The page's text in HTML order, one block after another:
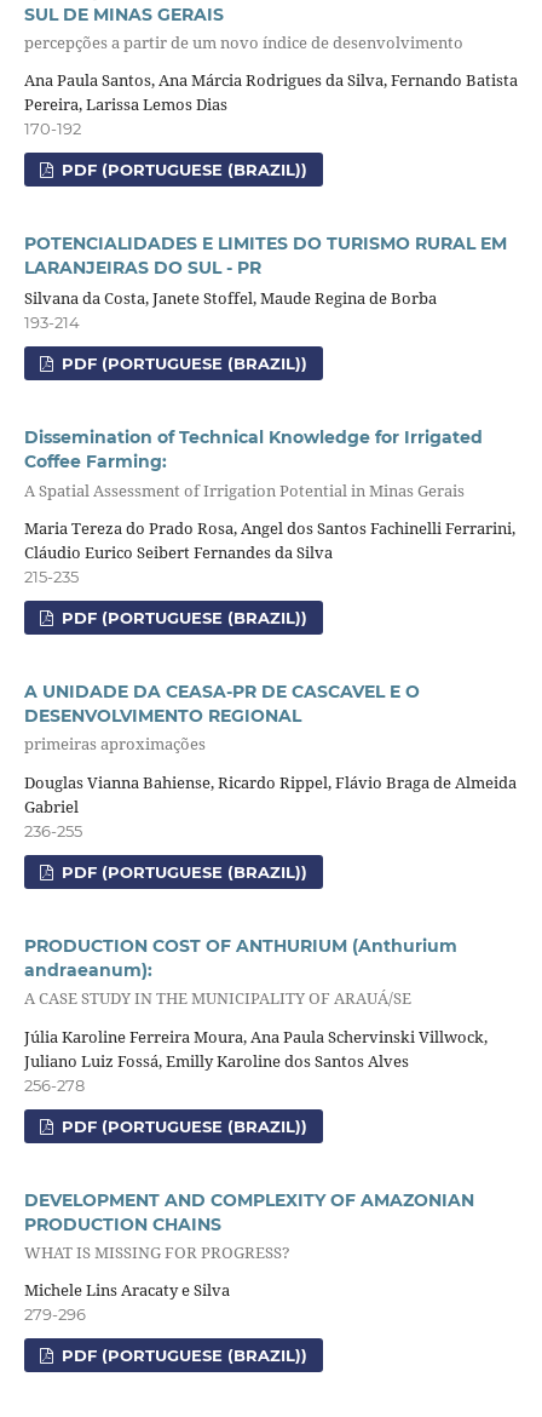
SUL DE MINAS GERAIS
percepções a partir de um novo índice de desenvolvimento
Ana Paula Santos, Ana Márcia Rodrigues da Silva, Fernando Batista
Pereira, Larissa Lemos Dias
170-192
PDF (PORTUGUESE (BRAZIL))
POTENCIALIDADES E LIMITES DO TURISMO RURAL EM
LARANJEIRAS DO SUL - PR
Silvana da Costa, Janete Stoffel, Maude Regina de Borba
193-214
PDF (PORTUGUESE (BRAZIL))
Dissemination of Technical Knowledge for Irrigated
Coffee Farming:
A Spatial Assessment of Irrigation Potential in Minas Gerais
Maria Tereza do Prado Rosa, Angel dos Santos Fachinelli Ferrarini,
Cláudio Eurico Seibert Fernandes da Silva
215-235
PDF (PORTUGUESE (BRAZIL))
A UNIDADE DA CEASA-PR DE CASCAVEL E O
DESENVOLVIMENTO REGIONAL
primeiras aproximações
Douglas Vianna Bahiense, Ricardo Rippel, Flávio Braga de Almeida
Gabriel
236-255
PDF (PORTUGUESE (BRAZIL))
PRODUCTION COST OF ANTHURIUM (Anthurium
andraeanum):
A CASE STUDY IN THE MUNICIPALITY OF ARAUÁ/SE
Júlia Karoline Ferreira Moura, Ana Paula Schervinski Villwock,
Juliano Luiz Fossá, Emilly Karoline dos Santos Alves
256-278
PDF (PORTUGUESE (BRAZIL))
DEVELOPMENT AND COMPLEXITY OF AMAZONIAN
PRODUCTION CHAINS
WHAT IS MISSING FOR PROGRESS?
Michele Lins Aracaty e Silva
279-296
PDF (PORTUGUESE (BRAZIL))